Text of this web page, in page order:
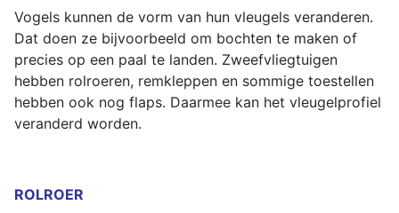
Vogels kunnen de vorm van hun vleugels veranderen.
Dat doen ze bijvoorbeeld om bochten te maken of
precies op een paal te landen. Zweefvliegtuigen
hebben rolroeren, remkleppen en sommige toestellen
hebben ook nog flaps. Daarmee kan het vleugelprofiel
veranderd worden.
ROLROER